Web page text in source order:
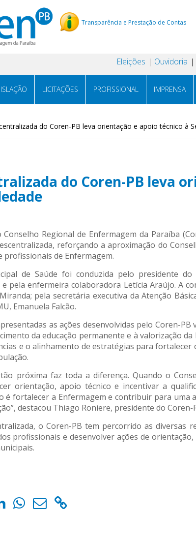
Transparência e Prestação de Contas
Eleições Ouvidoria
LICITAÇÕES PROFISSIONAL IMPRENSA
do Coren-PB leva orientação e apoio técnico à
do Coren-PB leva
Regional de Enfermagem da Paraíba
reforçando a aproximação do
de Enfermagem.
de Saúde foi conduzida pelo presidente do
pela enfermeira colaboradora Letícia Araújo. A
pela secretária executiva da Atenção
Emanuela Falcão.
as ações desenvolvidas pelo Coren-
da educação permanente e à valorização
e o alinhamento de estratégias para fortalecer
próxima faz toda a diferença. Quando o
orientação, apoio técnico e incentivar a
é fortalecer a Enfermagem e contribuir para uma
destacou Thiago Roniere, presidente do Coren-
o Coren-PB tem percorrido as diversas
profissionais e desenvolver ações de